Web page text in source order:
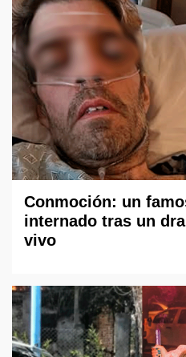
Conmoción: un
internado tras un
vivo